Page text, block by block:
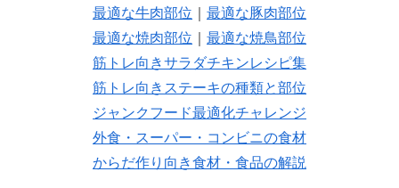
最適な牛肉部位
最適な豚肉部位
最適な焼肉部位
最適な焼鳥部位
筋トレ向きサラダチキンレシピ集
筋トレ向きステーキの種類と部位
ジャンクフード最適化チャレンジ
外食・スーパー・コンビニの食材
からだ作り向き食材・食品の解説